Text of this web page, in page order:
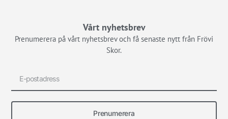
Vårt nyhetsbrev
Prenumerera på vårt nyhetsbrev och få senaste nytt från Frövi
Skor.
Prenumerera